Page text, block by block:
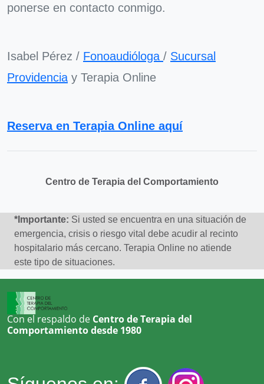
ponerse en contacto conmigo.
Isabel Pérez / Fonoaudióloga / Sucursal
Providencia y Terapia Online
Reserva en Terapia Online aquí
Centro de Terapia del Comportamiento
*Importante: Si usted se encuentra en una situación de
emergencia, crisis o riesgo vital debe acudir al recinto
hospitalario más cercano. Terapia Online no atiende
este tipo de situaciones.
Con el respaldo de Centro de Terapia del
Comportamiento desde 1980